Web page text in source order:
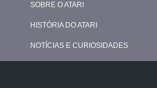
SOBRE O ATARI
HISTÓRIA DO ATARI
NOTÍCIAS E CURIOSIDADES